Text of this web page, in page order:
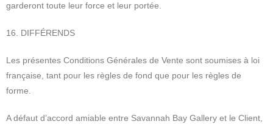
garderont toute leur force et leur portée.
16. DIFFÉRENDS
Les présentes Conditions Générales de Vente sont soumises à loi
française, tant pour les règles de fond que pour les règles de
forme.
A défaut d’accord amiable entre Savannah Bay Gallery et le Client,